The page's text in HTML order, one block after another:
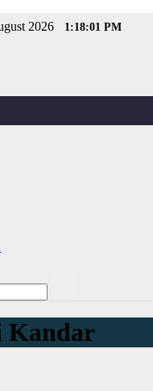
2026 1:18:01 PM
Kandar